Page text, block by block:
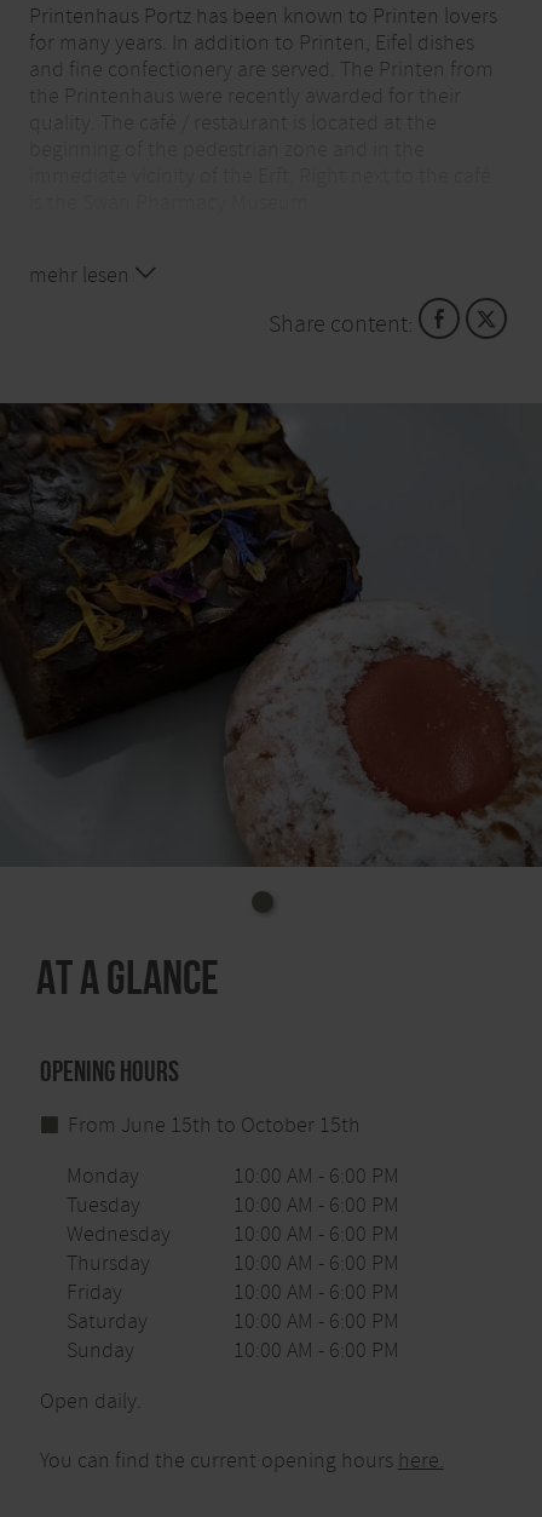
Printenhaus Portz has been known to Printen lovers
for many years. In addition to Printen, Eifel dishes
and fine confectionery are served. The Printen from
the Printenhaus were recently awarded for their
mehr lesen
Share content:
At a glance
Opening hours
From June 15th to October 15th
Monday
10:00 AM - 6:00 PM
Tuesday
10:00 AM - 6:00 PM
Wednesday
10:00 AM - 6:00 PM
Thursday
10:00 AM - 6:00 PM
Friday
10:00 AM - 6:00 PM
Saturday
10:00 AM - 6:00 PM
Sunday
10:00 AM - 6:00 PM
Open daily.
You can find the current opening hours here.